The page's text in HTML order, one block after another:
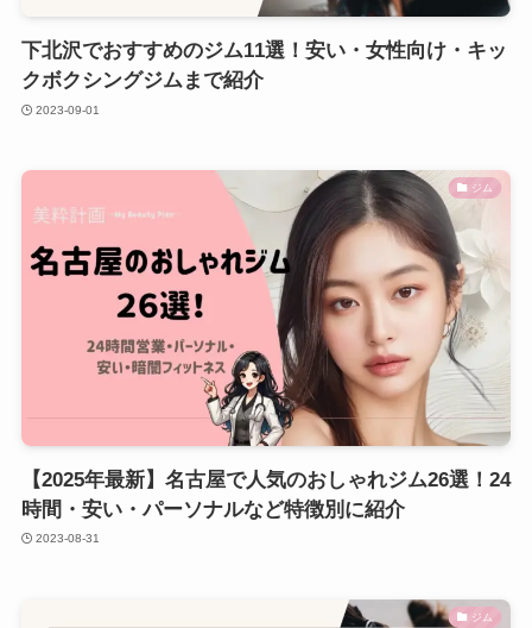
下北沢でおすすめのジム11選！安い・女性向け・キッ
クボクシングジムまで紹介
2023-09-01
ジム
【2025年最新】名古屋で人気のおしゃれジム26選！24
時間・安い・パーソナルなど特徴別に紹介
2023-08-31
ジム